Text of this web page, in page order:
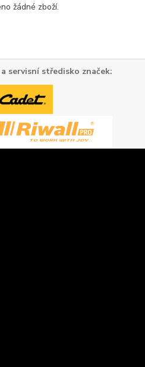
žádné zboží.
servisní středisko značek: